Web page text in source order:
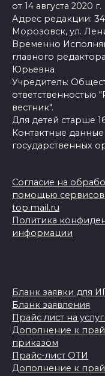
от 14 августа 2020 г.
Адрес редакции:
Морозовск, ул.
Временно
главного
Юрьевна
Учредитель:
ответственностью
вестник".
Для детей старше
Контактные
государственных
Согласие на
помощью сервисов
top.mail.ru
Политика
информации
Бланк заявки для
Бланк заявления
Прайс лист на
Дополнение к
приказом
Прайс-лист ОТИ
Дополнение к